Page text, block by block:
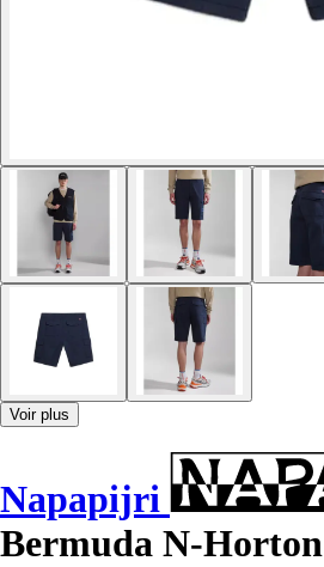
Voir plus
Napapijri
Bermuda N-Horton